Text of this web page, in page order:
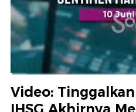
Berhenti
Hidup
Dimuat:
Video: